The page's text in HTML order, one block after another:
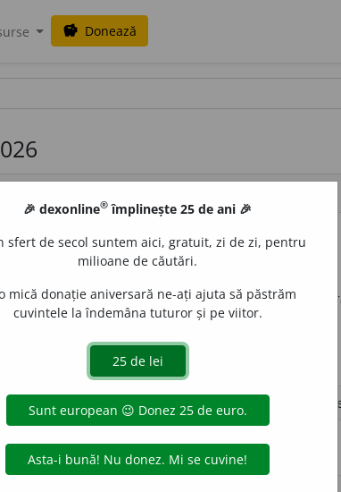
savings Donează
de-a lungul drumurilor, la răspântii și la
zeul comerțului. – Dinn. pr. Hermes.
pe 3 februarie 1830, după un război care a durat
🎉 dexonline® împlinește 25 de ani 🎉
sfert de secol suntem aici, gratuit, zi de zi, pentru
milioane de căutări.
mică donație aniversară ne-ați ajuta să păstrăm
cuvintele la îndemâna tuturor și pe viitor.